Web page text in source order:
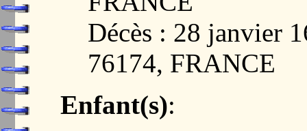
Décès : 28 janvier
76174, FRANCE
Enfant(s):